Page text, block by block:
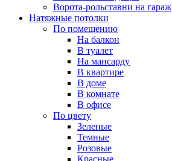
Ворота-рольставни на гараж
Натяжные потолки
По помещению
На балкон
В туалет
На мансарду
В квартире
В доме
В комнате
В офисе
По цвету
Зеленые
Темные
Розовые
Красные